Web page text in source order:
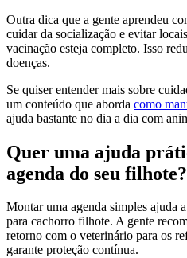
Outra dica que a gente aprendeu
cuidar da socialização e evitar
vacinação esteja completo. Isso
doenças.
Se quiser entender mais sobre
um conteúdo que aborda como
ajuda bastante no dia a dia com
Quer uma ajuda
agenda do seu filhote?
Montar uma agenda simples ajuda
para cachorro filhote. A gente
retorno com o veterinário para os
garante proteção contínua.